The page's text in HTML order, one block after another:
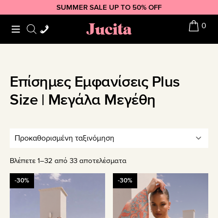
to
primary
to
main
to
footer
SUMMER SALE UP TO 50% OFF
Jucita 0
Επίσημες Εμφανίσεις Plus
Size | Μεγάλα Μεγέθη
Βλέπετε 1–32 από 33 αποτελέσματα
-30%
Αυτό
το
-30%
Αυτό
το
προϊόν
έχει